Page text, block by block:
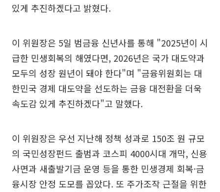
있게 추진하겠다고 밝혔다.
이 위원장은 5일 범금융 신년사를 통해 "2025년이 시
급한 민생회복의 해였다면, 2026년은 국가 대도약과
모두의 성장 원년이 돼야 한다"며 "금융위원회는 대
한민국 경제 대도약을 선도하는 금융 대전환을 더욱
속도감 있게 추진하겠다"고 말했다.
이 위원장은 우선 지난해 정책 성과로 150조 원 규모
의 국민성장펀드 출범과 코스피 4000시대 개막, 신용
사면과 새출발기금 운영 등을 통한 민생경제 회복·금
융시장 안정 도모를 꼽았다. 또 주가조작 근절을 위한